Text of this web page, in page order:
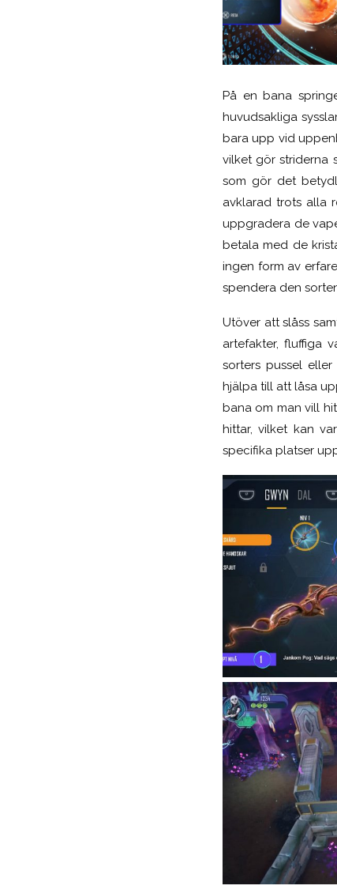
På en bana
huvudsakliga
bara upp vid
vilket gör striderna
som gör det
avklarad trots alla
uppgradera de
betala med de
ingen form av
spendera den
Utöver att slåss
artefakter, fluffiga
sorters pussel
hjälpa till att låsa
bana om man vill
hittar, vilket kan
specifika platser